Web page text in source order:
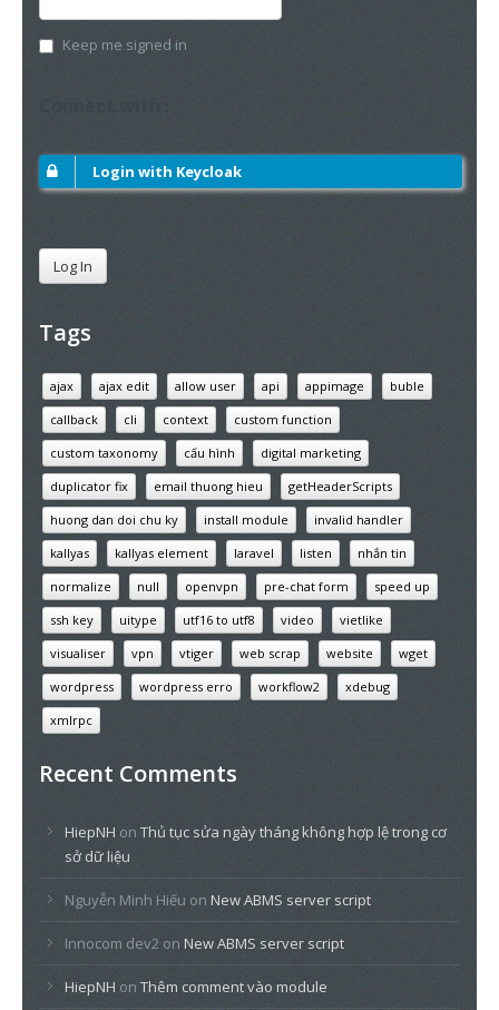
Keep me signed in
Login with Keycloak
Log In
Tags
ajax ajax edit allow user api appimage
buble
callback
cli context
custom function
custom taxonomy
cấu hình
digital marketing
duplicator fix
email thuong hieu
getHeaderScripts
huong dan doi chu ky
install module
invalid handler
kallyas
kallyas element laravel listen
nhắn tin
normalize
null openvpn pre-chat form
speed up
ssh key
uitype utf16 to utf8 video
vietlike
visualiser
vpn vtiger web scrap website
wget
wordpress
wordpress erro workflow2
xdebug
xmlrpc
Recent Comments
HiepNH on Thủ tục sửa ngày tháng không hợp lệ trong cơ
sở dữ liệu
Nguyễn Minh Hiếu on New ABMS server script
Innocom dev2 on New ABMS server script
HiepNH on Thêm comment vào module